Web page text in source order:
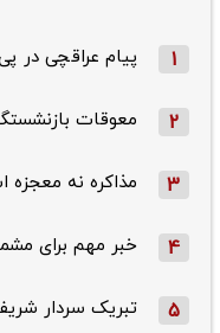
1 پیام عراقچی در
2 معوقات
3 مذاکره نه
4 خبر مهم برای
5 تبریک سردار